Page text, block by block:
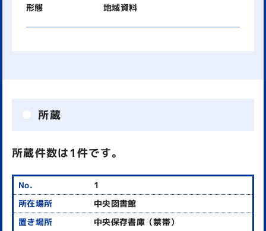
形態
地域資料
所蔵
所蔵件数は1件です。
1
中央図書館
中央保存書庫（禁帯）